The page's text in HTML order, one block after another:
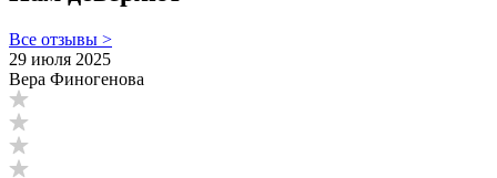
Все отзывы >
29 июля 2025
Вера Финогенова